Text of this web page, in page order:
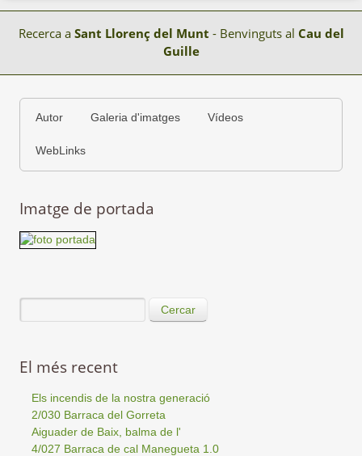
Recerca a Sant Llorenç del Munt - Benvinguts al Cau del
Guille
Autor Galeria d'imatges Vídeos
WebLinks
Imatge de portada
Cercar
El més recent
Els incendis de la nostra generació
2/030 Barraca del Gorreta
Aiguader de Baix, balma de l'
4/027 Barraca de cal Manegueta 1.0